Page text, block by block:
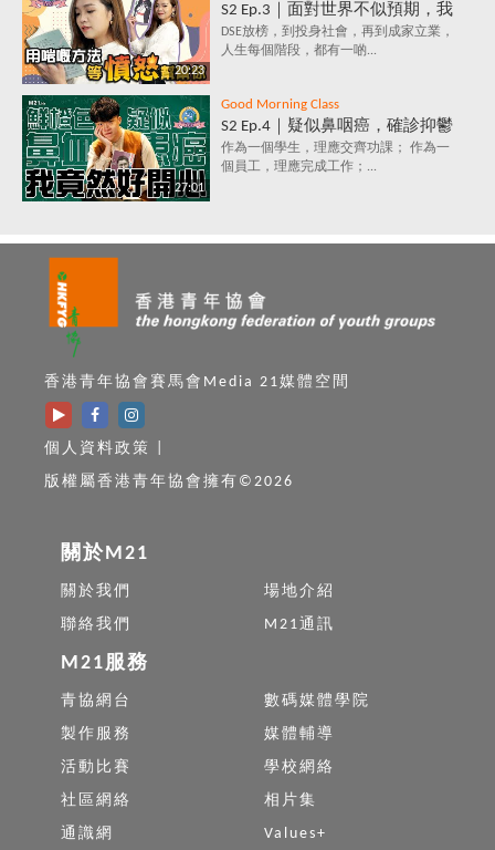
20:23
S2 Ep.3｜面對世界不似預期，我
要保持憤怒？｜負面情緒背後鮮
為人知的含義，你知道嗎？
DSE放榜，到投身社會，再到成家立業，
人生每個階段，都有一啲...
27:01
Good Morning Class
S2 Ep.4｜疑似鼻咽癌，確診抑鬱
症，究竟點解會咁？唔洗睇醫
生，唔洗食藥，都可以打敗抑鬱
作為一個學生，理應交齊功課； 作為一
個員工，理應完成工作；...
香港青年協會賽馬會Media 21媒體空間
個人資料政策
版權屬香港青年協會擁有©2026
關於M21
關於我們
場地介紹
聯絡我們
M21通訊
M21服務
青協網台
數碼媒體學院
製作服務
媒體輔導
活動比賽
學校網絡
社區網絡
相片集
通識網
Values+